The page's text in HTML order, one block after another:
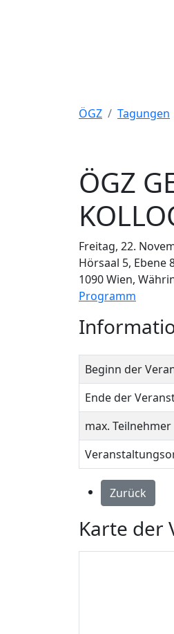
ÖGZ Tagungen
ÖGZ
Freitag, 22.
Hörsaal 5, Ebene
1090 Wien,
Programm
Beginn der
Ende der
max. Teilnehmer
Zurück
Karte der